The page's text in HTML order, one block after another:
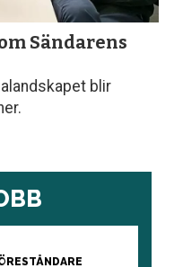
Sändarens
blir